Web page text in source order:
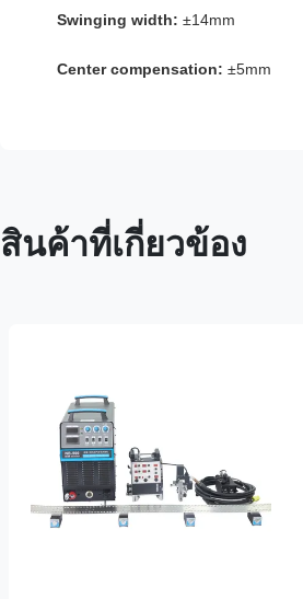
Swinging width: ±14mm
Center compensation: ±5mm
สินค้าที่เกี่ยวข้อง